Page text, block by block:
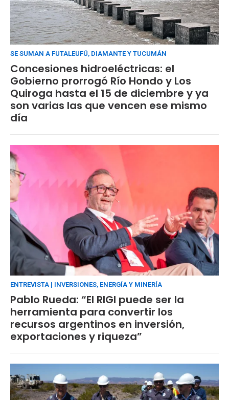
SE SUMAN A FUTALEUFÚ, DIAMANTE Y TUCUMÁN
Concesiones hidroeléctricas: el
Gobierno prorrogó Río Hondo y Los
Quiroga hasta el 15 de diciembre y ya
son varias las que vencen ese mismo
día
ENTREVISTA | INVERSIONES, ENERGÍA Y MINERÍA
Pablo Rueda: “El RIGI puede ser la
herramienta para convertir los
recursos argentinos en inversión,
exportaciones y riqueza”